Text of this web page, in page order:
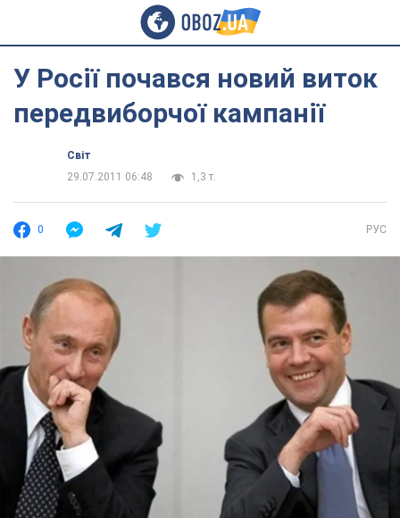
У Росії почався новий виток
передвиборчої кампанії
Світ
29.07.2011 06:48
1,3 т.
0 РУС